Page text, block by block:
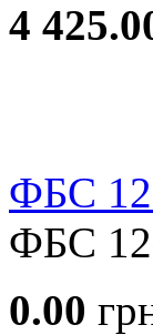
4
ФБС
ФБС
0.00